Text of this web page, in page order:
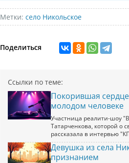
Метки: село Никольское
Поделиться
Ссылки по теме:
Покорившая сердце
молодом человеке
Участница реалити-шоу
Татарченкова, которой о
рассказала в интервью
Девушка из села
признанием